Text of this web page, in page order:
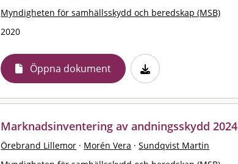
Myndigheten för samhällsskydd och beredskap (MSB)
2020
Öppna dokument
Marknadsinventering av andningsskydd 2024
Örebrand Lillemor · Morén Vera · Sundqvist Martin